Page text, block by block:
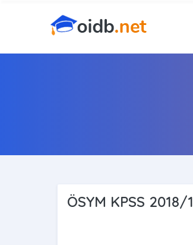
ÖSYM KPSS